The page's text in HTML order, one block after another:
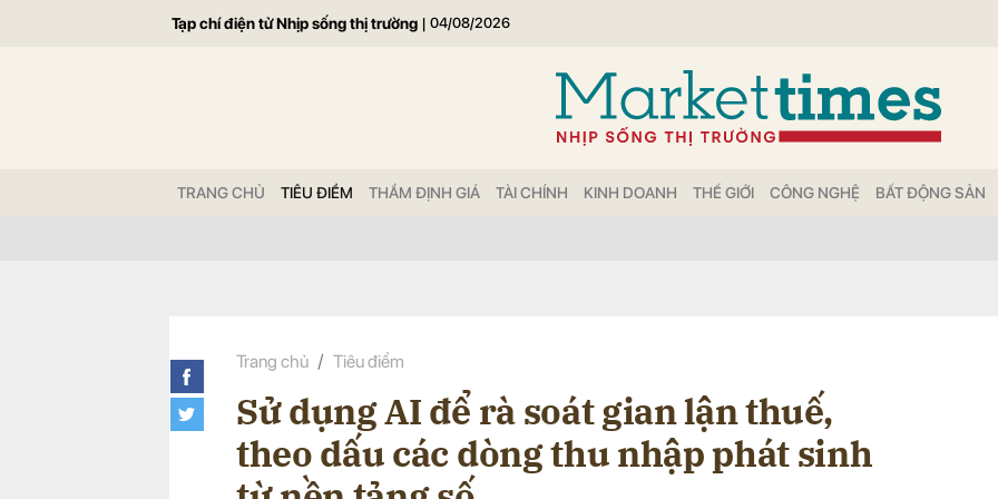
Tạp chí điện tử Nhịp sống thị trường | 04/08/2026
TRANG CHỦ TIÊU ĐIỂM THẨM ĐỊNH GIÁ TÀI CHÍNH KINH DOANH THẾ GIỚI CÔNG NGHỆ BẤT ĐỘNG SẢN
Trang chủ Tiêu điểm
Sử dụng AI để rà soát gian lận thuế,
theo dấu các dòng thu nhập phát sinh
Gửi bình luận